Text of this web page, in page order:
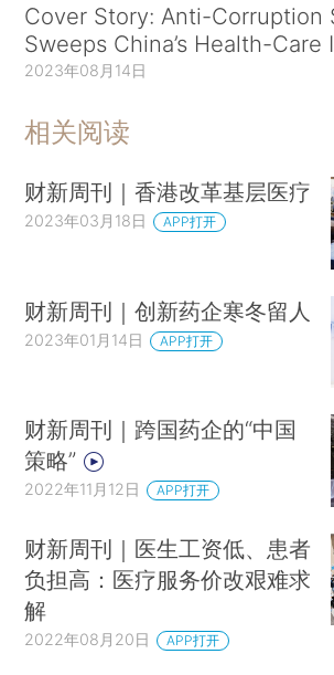
Cover Story: Anti-Corruption
Sweeps China’s Health-Care
2023年08月14日
相关阅读
财新周刊｜香港改革基层医疗
2023年03月18日 APP打开
财新周刊｜创新药企寒冬留人
2023年01月14日 APP打开
财新周刊｜跨国药企的“中国
策略”
2022年11月12日 APP打开
财新周刊｜医生工资低、患者
负担高：医疗服务价改艰难求
解
2022年08月20日 APP打开